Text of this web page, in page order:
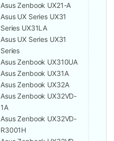
Asus Zenbook UX21-A
Asus UX Series UX31
Series UX31LA
Asus UX Series UX31
Series
Asus Zenbook UX310UA
Asus Zenbook UX31A
Asus Zenbook UX32A
Asus Zenbook UX32VD-
1A
Asus Zenbook UX32VD-
R3001H